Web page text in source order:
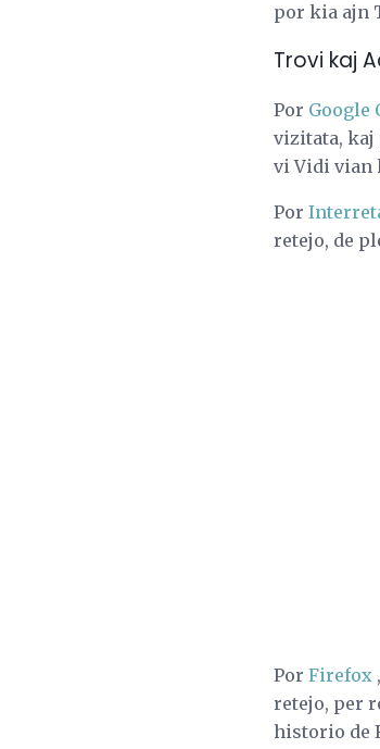
por kia ajn
Trovi kaj
Por Google
vizitata, kaj
vi Vidi vian
Por
retejo, de
Por Firefox
retejo, per
historio de